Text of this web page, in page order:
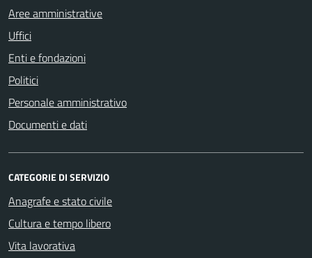
Aree amministrative
Uffici
Enti e fondazioni
Politici
Personale amministrativo
Documenti e dati
CATEGORIE DI SERVIZIO
Anagrafe e stato civile
Cultura e tempo libero
Vita lavorativa